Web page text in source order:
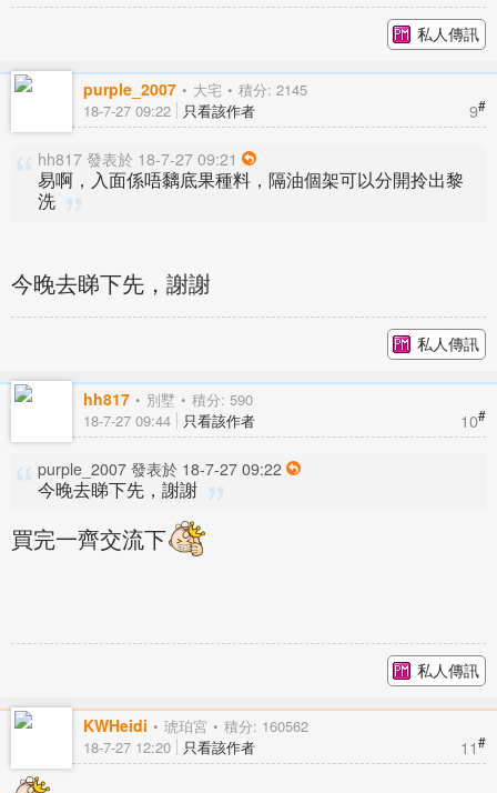
私人傳訊
purple_2007 大宅 積分: 2145
9#
18-7-27 09:22 只看該作者
hh817 發表於 18-7-27 09:21
易啊，入面係唔黐底果種料，隔油個架可以分開拎出黎
洗
今晚去睇下先，謝謝
私人傳訊
hh817 別墅 積分: 590
10#
18-7-27 09:44 只看該作者
purple_2007 發表於 18-7-27 09:22
今晚去睇下先，謝謝
買完一齊交流下
私人傳訊
KWHeidi 琥珀宮 積分: 160562
11#
18-7-27 12:20 只看該作者